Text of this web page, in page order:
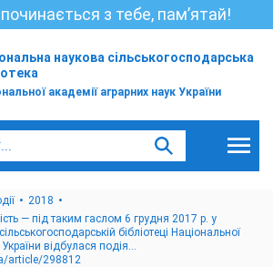
з тебе, пам’ятай!
наукова сільськогосподарська
академії аграрних наук України
2018
— під таким гаслом 6 грудня 2017 р. у
бібліотеці Національної
відбулася подія...
article/298812